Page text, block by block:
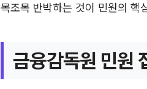
목조목 반박하는 것이 민원의 핵
금융감독원 민원